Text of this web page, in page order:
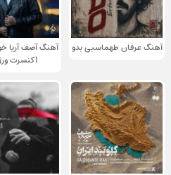
آهنگ عرفان طهماسبی بدو
آهنگ آصف آریا
(کنسرت